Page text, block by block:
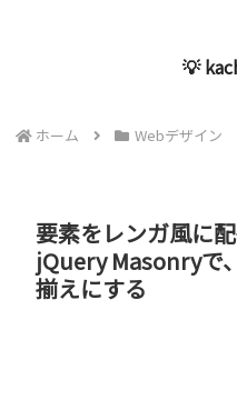
💡
ホーム Webデザイン
要素をレンガ風に
jQuery Masonryで
揃えにする